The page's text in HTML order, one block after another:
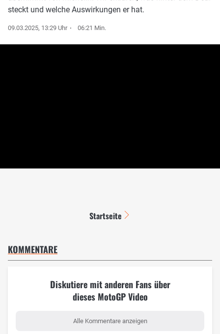
steckt und welche Auswirkungen er hat.
09.03.2025, 13:29 Uhr 06:21 Min.
Startseite
KOMMENTARE
Diskutiere mit anderen Fans über
dieses MotoGP Video
Alle Kommentare anzeigen